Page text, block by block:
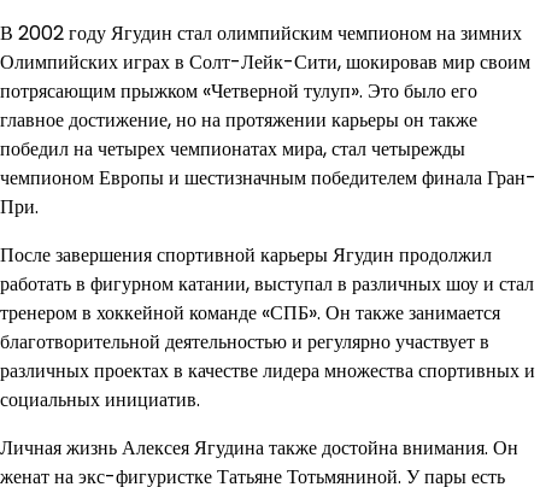
В 2002 году Ягудин стал олимпийским чемпионом на зимних
Олимпийских играх в Солт-Лейк-Сити, шокировав мир своим
потрясающим прыжком «Четверной тулуп». Это было его
главное достижение, но на протяжении карьеры он также
победил на четырех чемпионатах мира, стал четырежды
чемпионом Европы и шестизначным победителем финала Гран-
При.
После завершения спортивной карьеры Ягудин продолжил
работать в фигурном катании, выступал в различных шоу и стал
тренером в хоккейной команде «СПБ». Он также занимается
благотворительной деятельностью и регулярно участвует в
различных проектах в качестве лидера множества спортивных и
социальных инициатив.
Личная жизнь Алексея Ягудина также достойна внимания. Он
женат на экс-фигуристке Татьяне Тотьмяниной. У пары есть